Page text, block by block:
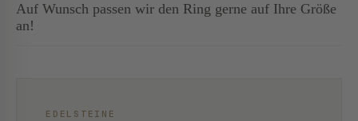
Auf Wunsch passen wir den Ring gerne auf Ihre Größe
an!
EDELSTEINE